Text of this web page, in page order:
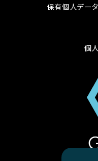
保有個人デー
個